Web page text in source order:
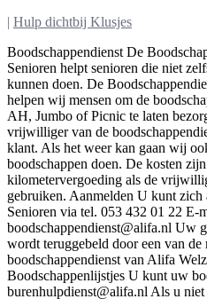
| Hulp dichtbij Klusjes
Boodschappendienst De
Senioren helpt senioren die niet
kunnen doen. De
helpen wij mensen om de
AH, Jumbo of Picnic te laten
vrijwilliger van de
klant. Als het weer kan gaan wij
boodschappen doen. De kosten
kilometervergoeding als de
gebruiken. Aanmelden U kunt
Senioren via tel. 053 432 01 22 E-
boodschappendienst@alifa.nl Uw
wordt teruggebeld door een van de
boodschappendienst van Alifa
Boodschappenlijstjes U kunt uw
burenhulpdienst@alifa.nl Als u